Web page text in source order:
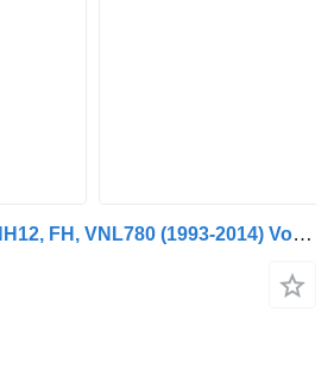
Volvo FH12, FH16, NH12, FH, VNL780 (1993-2014) Volvo FH (01.05-)